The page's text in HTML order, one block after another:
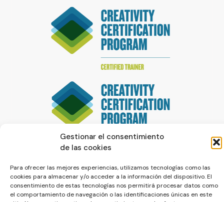
Gestionar el consentimiento
de las cookies
Para ofrecer las mejores experiencias, utilizamos tecnologías como las
cookies para almacenar y/o acceder a la información del dispositivo. El
consentimiento de estas tecnologías nos permitirá procesar datos como
el comportamiento de navegación o las identificaciones únicas en este